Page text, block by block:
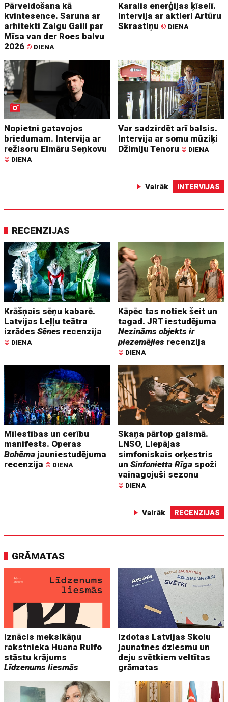
Pārveidošana kā
kvintesence. Saruna ar
arhitekti Zaigu Gaili par
Mīsa van der Roes balvu
2026 © DIENA
Karalis enerģijas ķīselī.
Intervija ar aktieri Artūru
Skrastiņu © DIENA
Nopietni gatavojos
briedumam. Intervija ar
režisoru Elmāru Seņkovu
© DIENA
Var sadzirdēt arī balsis.
Intervija ar somu mūziķi
Džimiju Tenoru © DIENA
Vairāk INTERVIJAS
RECENZIJAS
Krāšņais sēņu kabarē.
Latvijas Leļļu teātra
izrādesSēnes recenzija
© DIENA
Kāpēc tas notiek šeit un
tagad. JRT iestudējuma
Nezināms objekts ir
piezemējies recenzija
© DIENA
Mīlestības un cerību
manifests. Operas
Bohēma jauniestudējuma
recenzija © DIENA
Skaņa pārtop gaismā.
LNSO, Liepājas
simfoniskais orķestris
unSinfonietta Rīga spoži
vainagojuši sezonu
© DIENA
Vairāk RECENZIJAS
GRĀMATAS
Iznācis meksikāņu
rakstnieka Huana Rulfo
stāstu krājums
Līdzenums liesmās
Izdotas Latvijas Skolu
jaunatnes dziesmu un
deju svētkiem veltītas
grāmatas